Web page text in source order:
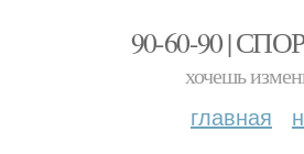
90-60-90 |
хочешь
главная